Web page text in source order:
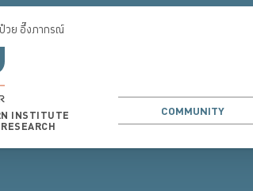
วย อึ๊งภากรณ์
INSTITUTE COMMUNITY